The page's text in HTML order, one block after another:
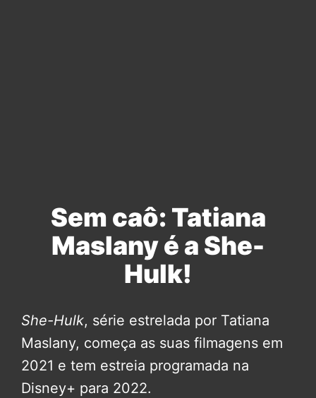
Sem caô: Tatiana
Maslany é a She-
Hulk!
She-Hulk, série estrelada por Tatiana
Maslany, começa as suas filmagens em
2021 e tem estreia programada na
Disney+ para 2022.